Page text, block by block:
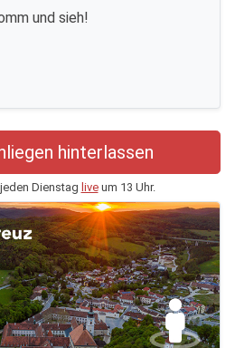
und sieh!
hinterlassen
Dienstag liveum 13 Uhr.